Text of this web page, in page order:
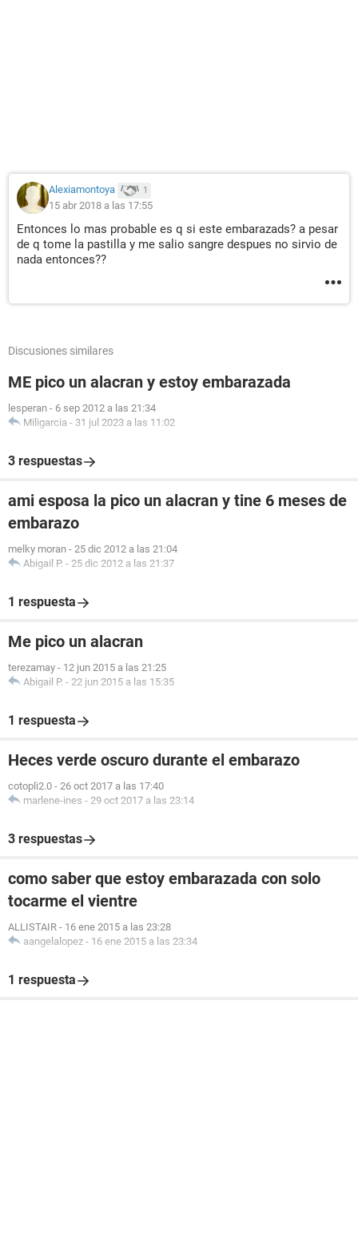
Alexiamontoya 1
15 abr 2018 a las 17:55
Entonces lo mas probable es q si este embarazads? a pesar
de q tome la pastilla y me salio sangre despues no sirvio de
nada entonces??
Discusiones similares
ME pico un alacran y estoy embarazada
lesperan - 6 sep 2012 a las 21:34
Miligarcia - 31 jul 2023 a las 11:02
3 respuestas
ami esposa la pico un alacran y tine 6 meses de
embarazo
melky moran - 25 dic 2012 a las 21:04
Abigail P. - 25 dic 2012 a las 21:37
1 respuesta
Me pico un alacran
terezamay - 12 jun 2015 a las 21:25
Abigail P. - 22 jun 2015 a las 15:35
1 respuesta
Heces verde oscuro durante el embarazo
cotopli2.0 - 26 oct 2017 a las 17:40
marlene-ines - 29 oct 2017 a las 23:14
3 respuestas
como saber que estoy embarazada con solo
tocarme el vientre
ALLISTAIR - 16 ene 2015 a las 23:28
aangelalopez - 16 ene 2015 a las 23:34
1 respuesta